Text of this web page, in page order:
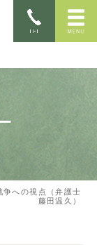
争への視点（弁護士
藤田温久）